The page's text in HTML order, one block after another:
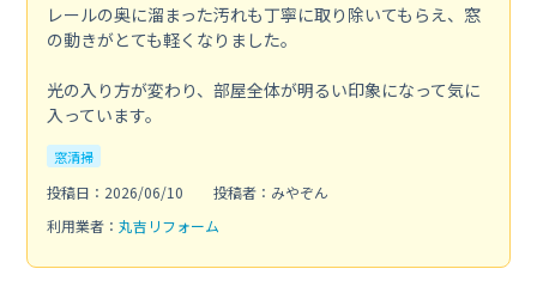
レールの奥に溜まった汚れも丁寧に取り除いてもらえ、窓
の動きがとても軽くなりました。
光の入り方が変わり、部屋全体が明るい印象になって気に
入っています。
窓清掃
投稿日：2026/06/10
投稿者：みやぞん
利用業者： 丸吉リフォーム